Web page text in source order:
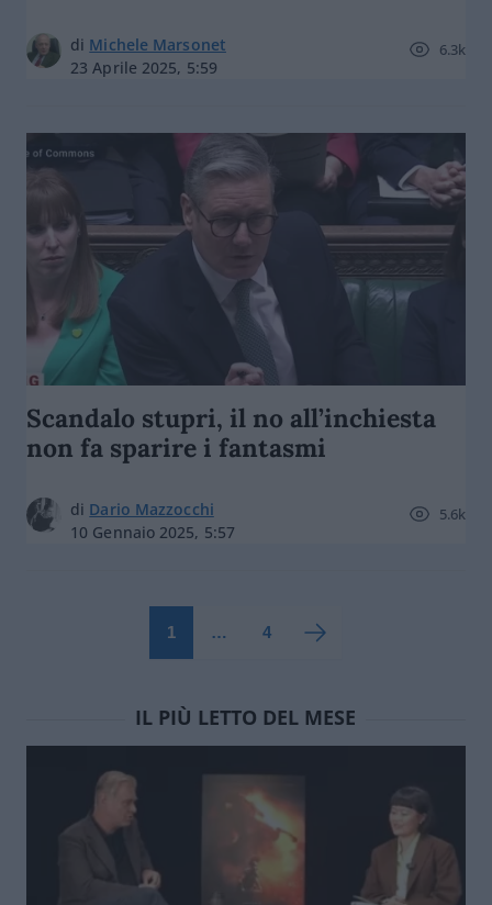
di Michele Marsonet
23 Aprile 2025, 5:59
6.3k
Scandalo stupri, il no all’inchiesta
non fa sparire i fantasmi
di Dario Mazzocchi
10 Gennaio 2025, 5:57
5.6k
1 … 4
IL PIÙ LETTO DEL MESE